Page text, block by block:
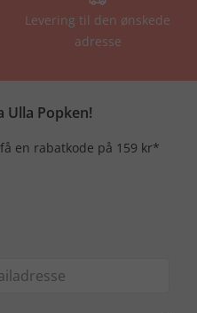
Levering til den ønskede
adresse
Ulla Popken!
en rabatkode på 159 kr*